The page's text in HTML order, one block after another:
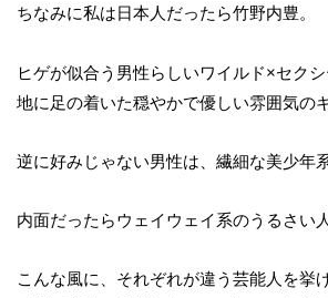
ちなみに私は日本人だったら竹野内豊。
ヒゲが似合う男性らしいワイルド×セクシ
地に足の着いた穏やかで優しい雰囲気の
逆に好みじゃない男性は、繊細な美少年系
内面だったらウェイウェイ系のうるさい
こんな風に、それぞれが違う芸能人を挙